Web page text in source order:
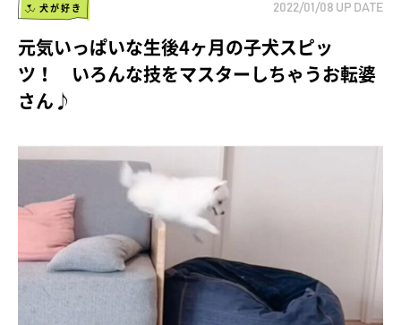
犬が好き 2022/01/08 UP DATE
元気いっぱいな生後4ヶ月の子犬スピッ
ツ！ いろんな技をマスターしちゃうお転婆
さん♪